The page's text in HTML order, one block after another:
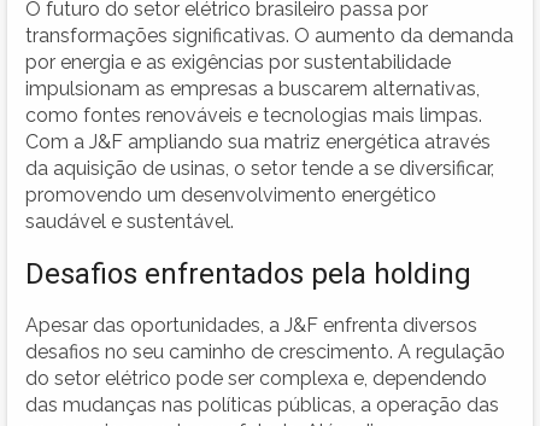
O futuro do setor elétrico brasileiro passa por
transformações significativas. O aumento da demanda
por energia e as exigências por sustentabilidade
impulsionam as empresas a buscarem alternativas,
como fontes renováveis e tecnologias mais limpas.
Com a J&F ampliando sua matriz energética através
da aquisição de usinas, o setor tende a se diversificar,
promovendo um desenvolvimento energético
saudável e sustentável.
Desafios enfrentados pela holding
Apesar das oportunidades, a J&F enfrenta diversos
desafios no seu caminho de crescimento. A regulação
do setor elétrico pode ser complexa e, dependendo
das mudanças nas políticas públicas, a operação das